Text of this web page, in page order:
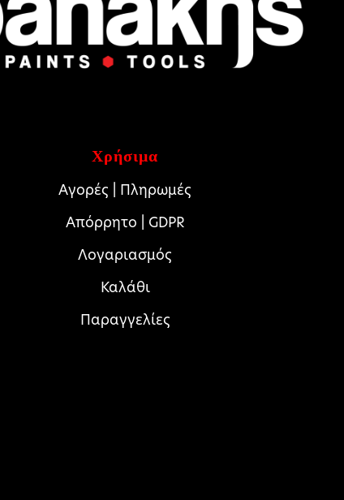
Χρήσιμα
Αγορές | Πληρωμές
Απόρρητο | GDPR
Λογαριασμός
Καλάθι
Παραγγελίες